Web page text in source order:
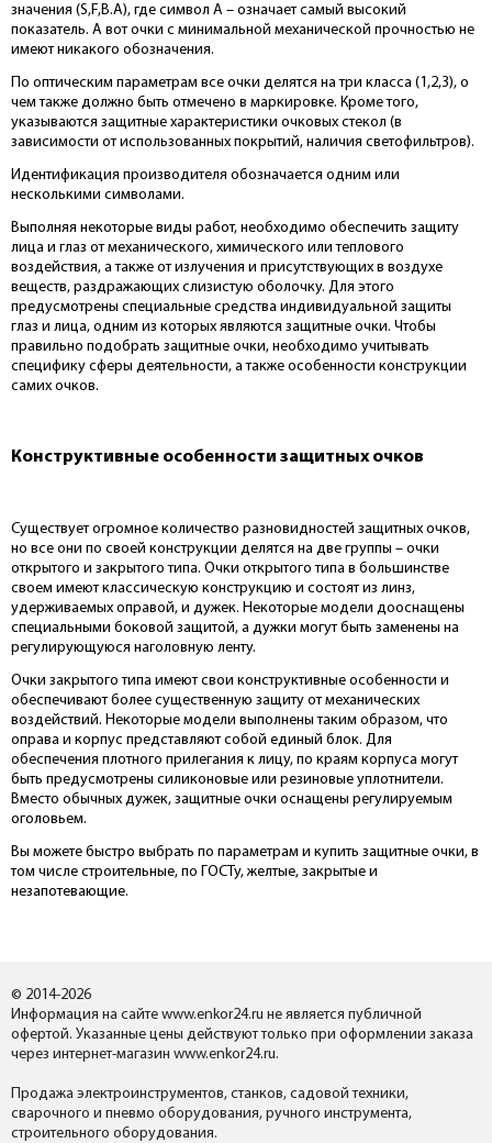
значения (S,F,B.A), где символ А – означает самый высокий
показатель. А вот очки с минимальной механической прочностью не
имеют никакого обозначения.
По оптическим параметрам все очки делятся на три класса (1,2,3), о
чем также должно быть отмечено в маркировке. Кроме того,
указываются защитные характеристики очковых стекол (в
зависимости от использованных покрытий, наличия светофильтров).
Идентификация производителя обозначается одним или
несколькими символами.
Выполняя некоторые виды работ, необходимо обеспечить защиту
лица и глаз от механического, химического или теплового
воздействия, а также от излучения и присутствующих в воздухе
веществ, раздражающих слизистую оболочку. Для этого
предусмотрены специальные средства индивидуальной защиты
глаз и лица, одним из которых являются защитные очки. Чтобы
правильно подобрать защитные очки, необходимо учитывать
специфику сферы деятельности, а также особенности конструкции
самих очков.
Конструктивные особенности защитных очков
Существует огромное количество разновидностей защитных очков,
но все они по своей конструкции делятся на две группы – очки
открытого и закрытого типа. Очки открытого типа в большинстве
своем имеют классическую конструкцию и состоят из линз,
удерживаемых оправой, и дужек. Некоторые модели дооснащены
специальными боковой защитой, а дужки могут быть заменены на
регулирующуюся наголовную ленту.
Очки закрытого типа имеют свои конструктивные особенности и
обеспечивают более существенную защиту от механических
воздействий. Некоторые модели выполнены таким образом, что
оправа и корпус представляют собой единый блок. Для
обеспечения плотного прилегания к лицу, по краям корпуса могут
быть предусмотрены силиконовые или резиновые уплотнители.
Вместо обычных дужек, защитные очки оснащены регулируемым
оголовьем.
Вы можете быстро выбрать по параметрам и купить защитные очки, в
том числе строительные, по ГОСТу, желтые, закрытые и
незапотевающие.
© 2014-2026
Информация на сайте www.enkor24.ru не является публичной
офертой. Указанные цены действуют только при оформлении заказа
через интернет-магазин www.enkor24.ru.
Продажа электроинструментов, станков, садовой техники,
сварочного и пневмо оборудования, ручного инструмента,
строительного оборудования.